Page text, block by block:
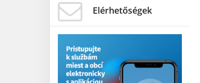
Elérhetőségek